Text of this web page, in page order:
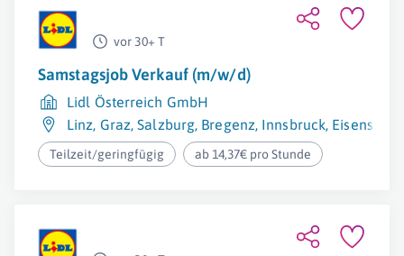
vor 30+ T
Samstagsjob Verkauf (m/w/d)
Lidl Österreich GmbH
Linz, Graz,Salzburg, Bregenz, Innsbruck, Eisenstadt
Teilzeit/geringfügig ab 14,37€ pro Stunde